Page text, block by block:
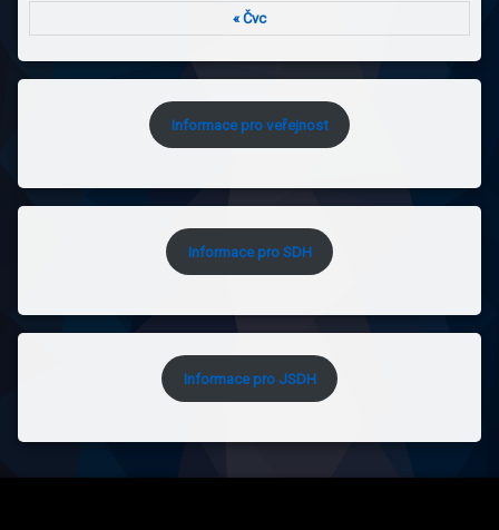
« Čvc
Informace pro veřejnost
Informace pro SDH
Informace pro JSDH